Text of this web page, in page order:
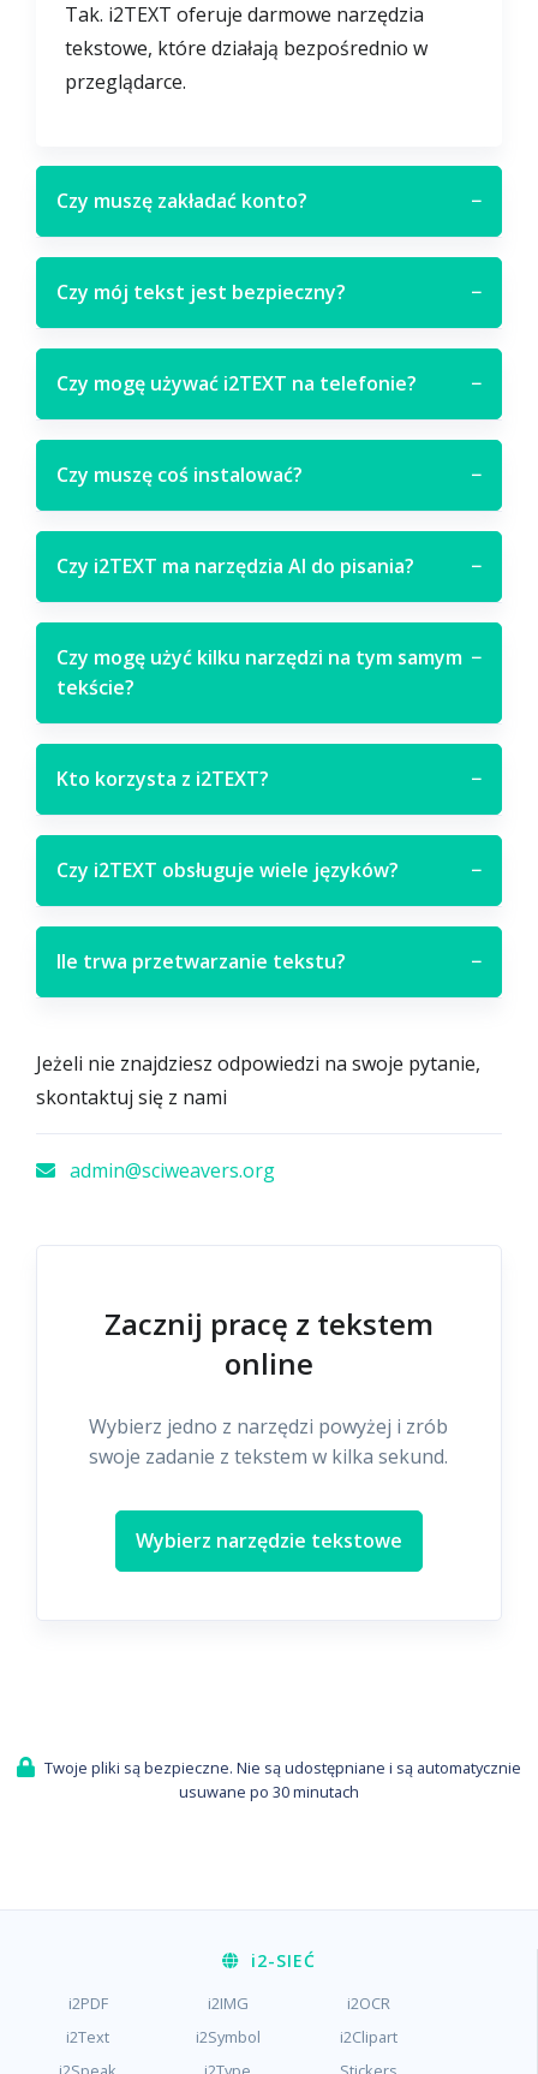
Tak. i2TEXT oferuje darmowe narzędzia
tekstowe, które działają bezpośrednio w
przeglądarce.
Czy muszę zakładać konto? −
Czy mój tekst jest bezpieczny? −
Czy mogę używać i2TEXT na telefonie? −
Czy muszę coś instalować? −
Czy i2TEXT ma narzędzia AI do pisania? −
Czy mogę użyć kilku narzędzi na tym samym
tekście?
−
Kto korzysta z i2TEXT? −
Czy i2TEXT obsługuje wiele języków? −
Ile trwa przetwarzanie tekstu? −
Jeżeli nie znajdziesz odpowiedzi na swoje pytanie,
skontaktuj się z nami
admin@sciweavers.org
Zacznij pracę z tekstem
online
Wybierz jedno z narzędzi powyżej i zrób
swoje zadanie z tekstem w kilka sekund.
Wybierz narzędzie tekstowe
Twoje pliki są bezpieczne. Nie są udostępniane i są automatycznie
usuwane po 30 minutach
i2-SIEĆ
i2PDF i2IMG
i2OCR
i2Text
i2Symbol
i2Clipart